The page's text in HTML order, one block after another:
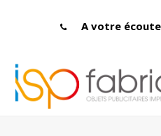
A votre écoute